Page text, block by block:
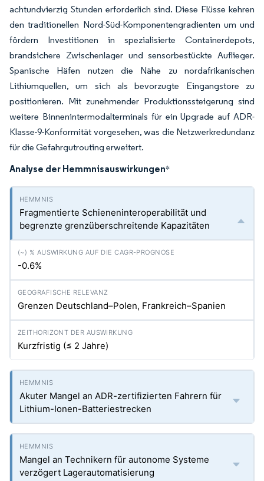
achtundvierzig Stunden erforderlich sind. Diese Flüsse kehren
den traditionellen Nord-Süd-Komponentengradienten um und
fördern Investitionen in spezialisierte Containerdepots,
brandsichere Zwischenlager und sensorbestückte Auflieger.
Spanische Häfen nutzen die Nähe zu nordafrikanischen
Lithiumquellen, um sich als bevorzugte Eingangstore zu
positionieren. Mit zunehmender Produktionssteigerung sind
weitere Binnenintermodalterminals für ein Upgrade auf ADR-
Klasse-9-Konformität vorgesehen, was die Netzwerkredundanz
für die Gefahrgutrouting erweitert.
Analyse der Hemmnisauswirkungen*
Fragmentierte Schieneninteroperabilität und
begrenzte grenzüberschreitende Kapazitäten
-0.6%
Grenzen Deutschland–Polen, Frankreich–Spanien
Kurzfristig (≤ 2 Jahre)
Akuter Mangel an ADR-zertifizierten Fahrern für
Lithium-Ionen-Batteriestrecken
Mangel an Technikern für autonome Systeme
verzögert Lagerautomatisierung